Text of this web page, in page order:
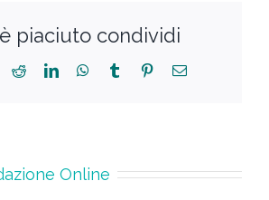
piaciuto condividi
Online